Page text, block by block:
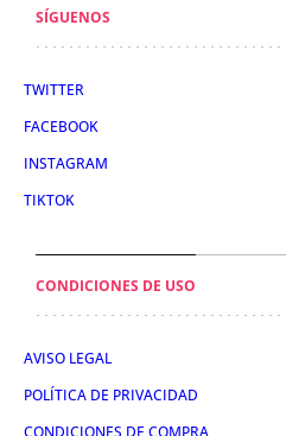
SÍGUENOS
TWITTER
FACEBOOK
INSTAGRAM
TIKTOK
CONDICIONES DE USO
AVISO LEGAL
POLÍTICA DE PRIVACIDAD
CONDICIONES DE COMPRA